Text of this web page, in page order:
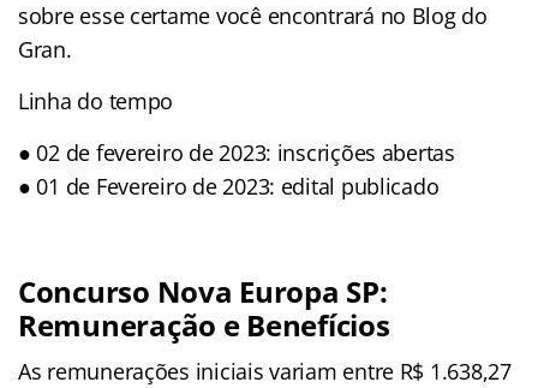
sobre esse certame você encontrará no Blog do
Gran.
Linha do tempo
● 02 de fevereiro de 2023: inscrições abertas
● 01 de Fevereiro de 2023: edital publicado
Concurso Nova Europa SP:
Remuneração e Benefícios
As remunerações iniciais variam entre R$ 1.638,27